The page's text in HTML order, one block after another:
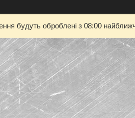
будуть оброблені з 08:00